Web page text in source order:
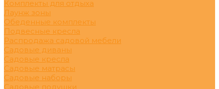
Комплекты для отдыха
Лаунж зоны
Обеденные комплекты
Подвесные кресла
Распродажа садовой мебели
Садовые диваны
Садовые кресла
Садовые матрасы
Садовые наборы
Садовые подушки